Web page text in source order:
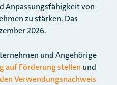
Anpassungsfähigkeit von
zu stärken. Das
2026.
und Angehörige
auf Förderung stellen und
den Verwendungsnachweis